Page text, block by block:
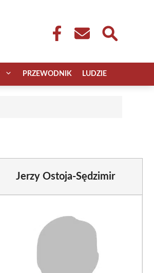
PRZEWODNIK LUDZIE
Jerzy Ostoja-Sędzimir